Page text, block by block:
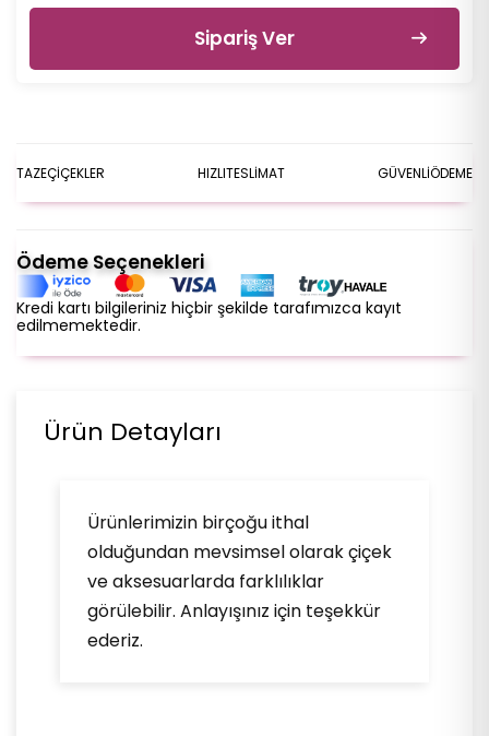
Sipariş Ver
TAZEÇİÇEKLER HIZLITESLİMAT GÜVENLİÖDEME
Ödeme Seçenekleri
Kredi kartı bilgileriniz hiçbir şekilde tarafımızca kayıt
edilmemektedir.
Ürün Detayları
Ürünlerimizin birçoğu ithal
olduğundan mevsimsel olarak çiçek
ve aksesuarlarda farklılıklar
görülebilir. Anlayışınız için teşekkür
ederiz.